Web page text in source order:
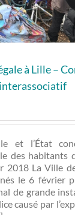
à Lille –
interassociatif
et l’État
des habitants
2018 La Ville
le 6 février
de grande
causé par